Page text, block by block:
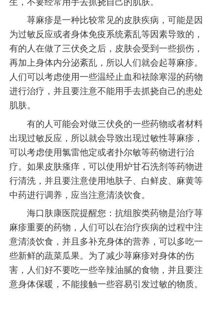
荨麻疹是一种比较常见的皮肤疾病，可能是因
为过敏反应或者身体免疫系统紊乱等因素导致的，
有的人在做了三伏灸之后，皮肤会受到一些损伤，
再加上身体内分泌紊乱，所以人们就会起荨麻疹。
人们可以考虑使用一些温经止血和祛除寒湿的药物
进行治疗，并且要注意不能用手去抓挠自己的患处
肌肤。
有的人可能会对做三伏灸的一些药物或者材料
出现过敏反应，所以就会导致出现过敏性荨麻疹，
可以考虑使用氯雷他定或者扑尔敏等药物进行治
疗。如果皮肤瘙痒，可以使用炉甘石洗剂等药物进
行清洗，并且要注意使用地肤子、白鲜皮、麻黄等
中药进行调养，应当注意清淡饮食。
海口肤康医院提醒您：抗组胺类药物是治疗荨
麻疹重要的药物，人们可以在治疗疾病的过程中注
意清淡饮食，并且多补充身体的营养，可以多吃一
些新鲜的蔬菜瓜果。为了减少荨麻疹对身体的伤
害，人们好不要吃一些辛辣油腻的食物，并且要注
意身体保暖，不能接触一些容易引发过敏的物质。